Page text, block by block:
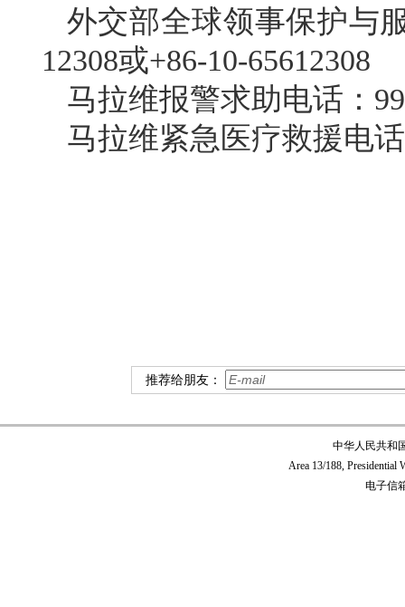
外交部全球领事保护与
12308或+86-10-65612308
马拉维报警求助电话：
马拉维紧急医疗救援电
推荐给朋友：
中华人民共和
Area 13/188, Presidential
电子信